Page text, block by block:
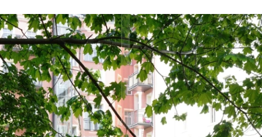
//related to nature
#5 | 2017 Dorte Visby
#4 | 2017 Henry Stöcker
#3 | 2017 Marianne Jørgensen
#2 | 2017 Elisabeth Sonneck